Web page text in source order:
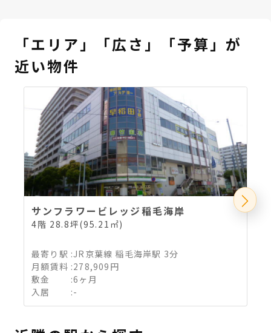
「エリア」「広さ」「予算」が
近い物件
サンフラワービレッジ稲毛海岸
4階 28.8坪(95.21㎡)
最寄り駅 :JR京葉線 稲毛海岸駅 3分
月額賃料 :278,909円
敷金
:6ヶ月
入居
:-